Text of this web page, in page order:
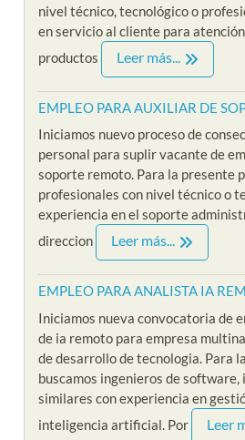
nivel técnico, tecnológico o
en servicio al cliente para
productos
Leer más...
EMPLEO PARA AUXILIAR DE
Iniciamos nuevo proceso de
personal para suplir vacante de
soporte remoto. Para la presente
profesionales con nivel técnico o
experiencia en el soporte
direccion
Leer más...
EMPLEO PARA ANALISTA IA
Iniciamos nueva convocatoria de
de ia remoto para empresa
de desarrollo de tecnologia. Para
buscamos ingenieros de
similares con experiencia en
inteligencia artificial. Por
Leer